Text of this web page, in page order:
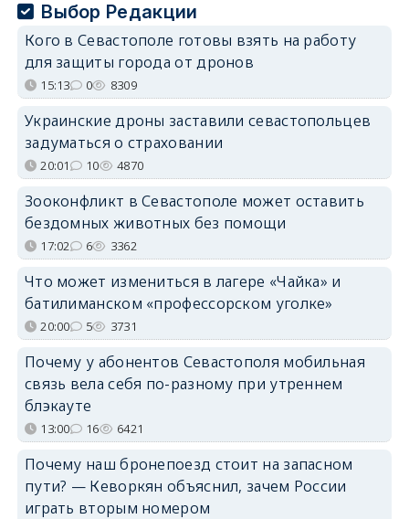
Выбор Редакции
Кого в Севастополе готовы взять на работу
для защиты города от дронов
15:13 0 8309
Украинские дроны заставили севастопольцев
задуматься о страховании
20:01 10 4870
Зооконфликт в Севастополе может оставить
бездомных животных без помощи
17:02 6 3362
Что может измениться в лагере «Чайка» и
батилиманском «профессорском уголке»
20:00 5 3731
Почему у абонентов Севастополя мобильная
связь вела себя по-разному при утреннем
блэкауте
13:00 16 6421
Почему наш бронепоезд стоит на запасном
пути? — Кеворкян объяснил, зачем России
играть вторым номером